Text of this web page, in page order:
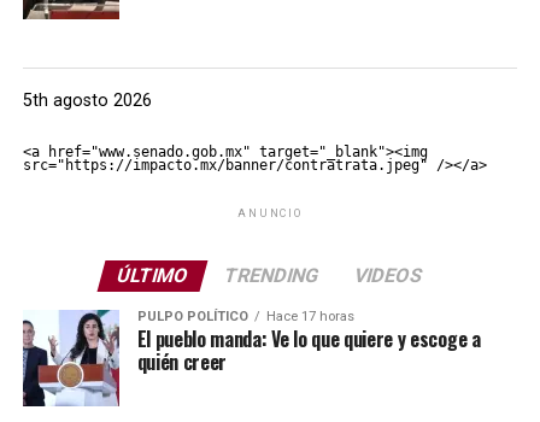
5th agosto 2026
<a href="www.senado.gob.mx" target="_blank"><img
src="https://impacto.mx/banner/contratrata.jpeg" /></a>
ANUNCIO
ÚLTIMO TRENDING VIDEOS
PULPO POLÍTICO Hace 17 horas
El pueblo manda: Ve lo que quiere y escoge a
quién creer